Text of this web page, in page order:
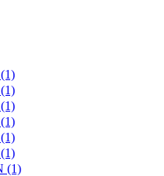
(1)
(1)
(1)
(1)
(1)
(1)
(1)